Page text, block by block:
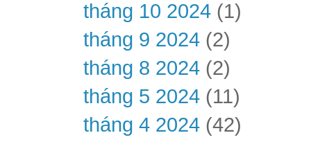
tháng 10 2024 (1)
tháng 9 2024 (2)
tháng 8 2024 (2)
tháng 5 2024 (11)
tháng 4 2024 (42)